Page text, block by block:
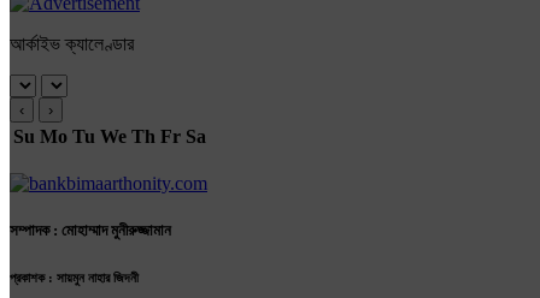
আর্কাইভ ক্যালেণ্ডার
‹ ›
Su Mo Tu We Th Fr Sa
সম্পাদক : মোহাম্মাদ মুনীরুজ্জামান
প্রকাশক : সায়মুন নাহার জিদনী